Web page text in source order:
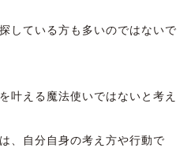
している方も多いのではないで
叶える魔法使いではないと考え
、自分自身の考え方や行動で